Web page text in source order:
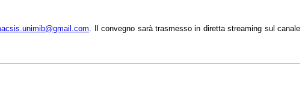
. Il convegno sarà trasmesso in diretta streaming sul canale